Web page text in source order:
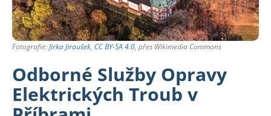
Fotografie:Jirka Jiroušek, CC BY-SA 4.0, přes Wikimedia Commons
Odborné Služby Opravy
Elektrických Troub v